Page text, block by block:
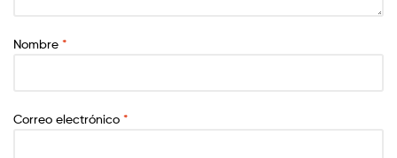
Nombre *
Correo electrónico *